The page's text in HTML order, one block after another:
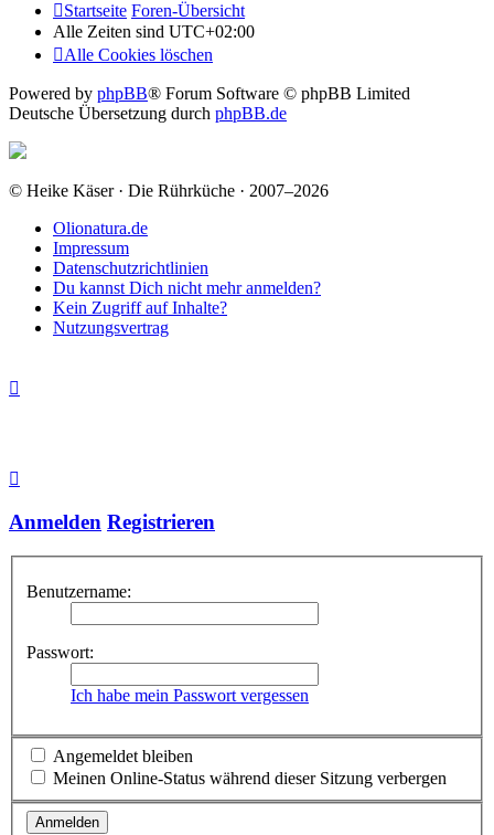
Startseite Foren-Übersicht
Alle Zeiten sind UTC+02:00
Alle Cookies löschen
Powered by phpBB® Forum Software © phpBB Limited
Deutsche Übersetzung durch phpBB.de
© Heike Käser · Die Rührküche · 2007–2026
Olionatura.de
Impressum
Datenschutzrichtlinien
Du kannst Dich nicht mehr anmelden?
Kein Zugriff auf Inhalte?
Nutzungsvertrag
Anmelden Registrieren
Benutzername:
Passwort:
Ich habe mein Passwort vergessen
Angemeldet bleiben
Meinen Online-Status während dieser Sitzung verbergen